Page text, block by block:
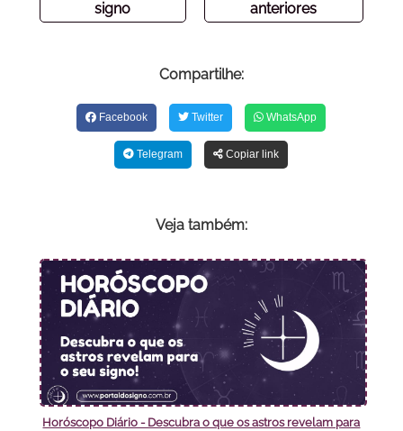
signo
anteriores
Compartilhe:
Facebook Twitter WhatsApp
Telegram Copiar link
Veja também:
Horóscopo Diário - Descubra o que os astros revelam para